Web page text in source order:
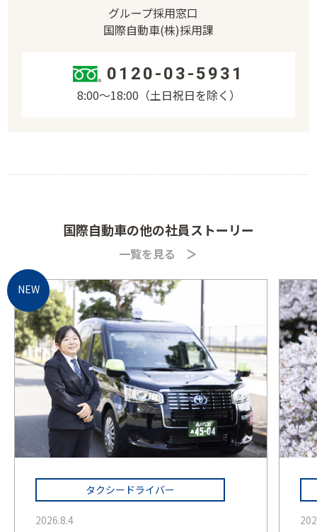
グループ採用窓口
国際自動車(株)採用課
0120-03-5931
8:00〜18:00（土日祝日を除く）
国際自動車の他の社員ストーリー
一覧を見る
タクシードライバー
2026.8.4